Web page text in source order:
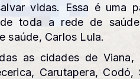
vidas. Essa é uma
toda a rede de
saúde, Carlos Lula.
as cidades de Viana,
Carutapera,